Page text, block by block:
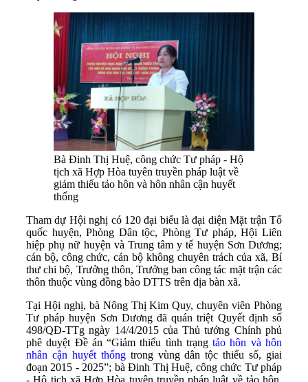
Bà Đinh Thị Huệ, công chức Tư pháp - Hộ
tịch xã Hợp Hòa tuyên truyền pháp luật về
giảm thiểu tảo hôn và hôn nhân cận huyết
thống
Tham dự Hội nghị có 120 đại biểu là đại diện Mặt trận Tổ
quốc huyện, Phòng Dân tộc, Phòng Tư pháp, Hội Liên
hiệp phụ nữ huyện và Trung tâm y tế huyện Sơn Dương;
cán bộ, công chức, cán bộ không chuyên trách của xã, Bí
thư chi bộ, Trưởng thôn, Trưởng ban công tác mặt trận các
thôn thuộc vùng đồng bào DTTS trên địa bàn xã.
Tại Hội nghị, bà Nông Thị Kim Quy, chuyên viên Phòng
Tư pháp huyện Sơn Dương đã quán triệt Quyết định số
498/QĐ-TTg ngày 14/4/2015 của Thủ tướng Chính phủ
phê duyệt Đề án “Giảm thiểu tình trạngtảo hôn và hôn
nhân cận huyết thốngtrong vùng dân tộc thiểu số, giai
đoạn 2015 - 2025”; bà Đinh Thị Huệ, công chức Tư pháp